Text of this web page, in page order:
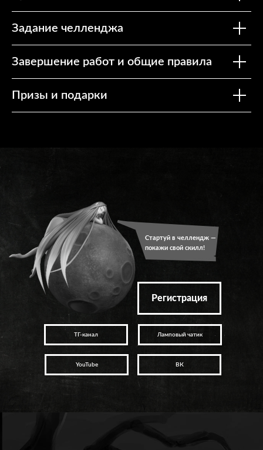
Задание челленджа
Завершение работ и общие правила
Призы и подарки
ВК
YouTube
Регистрация
Ламповый чатик
ТГ-канал
Стартуй в челлендж —
покажи свой скилл!